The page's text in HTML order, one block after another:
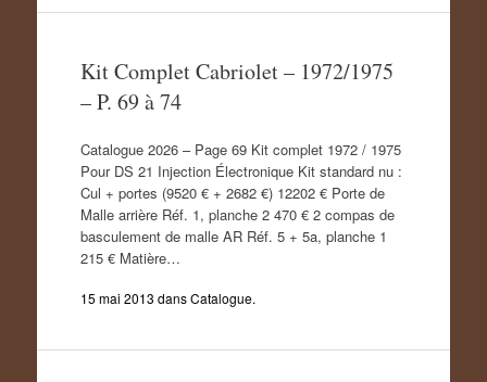
Kit Complet Cabriolet – 1972/1975
– P. 69 à 74
Catalogue 2026 – Page 69 Kit complet 1972 / 1975
Pour DS 21 Injection Électronique Kit standard nu :
Cul + portes (9520 € + 2682 €) 12202 € Porte de
Malle arrière Réf. 1, planche 2 470 € 2 compas de
basculement de malle AR Réf. 5 + 5a, planche 1
215 € Matière…
15 mai 2013 dansCatalogue.